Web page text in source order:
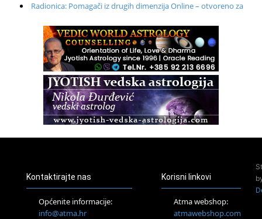
Radionica: Pomagači iz drugih dimenzija Online – otvoreno za
Zagreb+Online
Osnovni ThetaHealing® tečaj, Zagreb i Online
Zagreb
Osnovna radionica za izscjeljivanje pranom (Basic Pranic
Healing course)
Access BARS®, otpusti stres
23.08.
24.08.
Pjesma srca / Zagreb
Online
Kontaktirajte nas
Općenite informacije:
info@atma.hr
Korisni linkovi
Atma webshop:
atmawebshop.com